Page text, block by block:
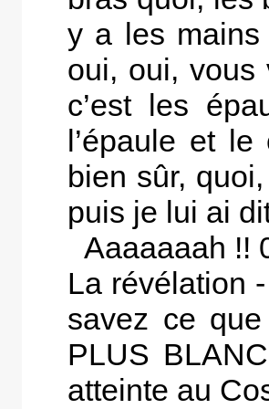
y a les mains
oui, oui, vous
c’est les
l’épaule et
bien sûr,
puis je lui ai
Aaaaaaah !!
La révélation
savez ce que
PLUS
atteinte au